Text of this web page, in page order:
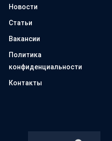
Новости
Статьи
Вакансии
Политика
конфиденциальности
Контакты